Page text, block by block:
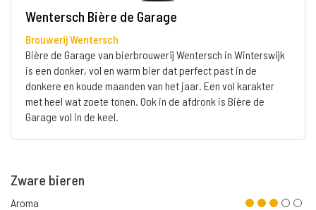
Wentersch Bière de Garage
Brouwerij Wentersch
Bière de Garage van bierbrouwerij Wentersch in Winterswijk
is een donker, vol en warm bier dat perfect past in de
donkere en koude maanden van het jaar. Een vol karakter
met heel wat zoete tonen. Ook in de afdronk is Bière de
Garage vol in de keel.
Zware bieren
Aroma